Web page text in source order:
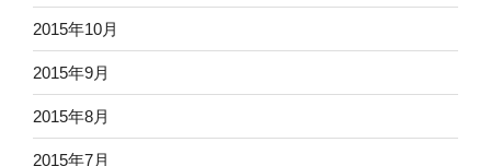
2015年10月
2015年9月
2015年8月
2015年7月